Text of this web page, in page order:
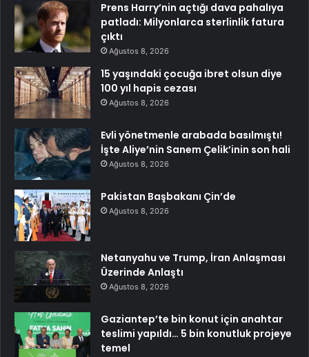
Prens Harry’nin açtığı dava pahalıya
patladı: Milyonlarca sterlinlik fatura
çıktı
Ağustos 8, 2026
15 yaşındaki çocuğa ibret olsun diye
100 yıl hapis cezası
Ağustos 8, 2026
Evli yönetmenle arabada basılmıştı!
İşte Aliye’nin Sanem Çelik’inin son hali
Ağustos 8, 2026
Pakistan Başbakanı Çin’de
Ağustos 8, 2026
Netanyahu ve Trump, İran Anlaşması
Üzerinde Anlaştı
Ağustos 8, 2026
Gaziantep’te bin konut için anahtar
teslimi yapıldı… 5 bin konutluk projeye
temel